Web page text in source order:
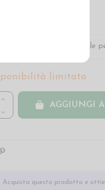
colore biondo, ideale
limitata
AGGIUNGI
Acquista questo prodotto e